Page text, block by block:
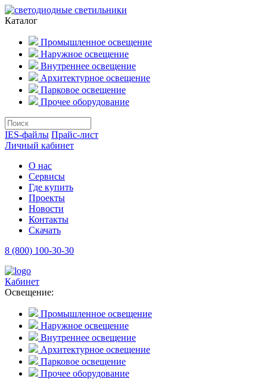
Каталог
Промышленное освещение
Наружное освещение
Внутреннее освещение
Архитектурное освещение
Парковое освещение
Прочее оборудование
IES-файлы Прайс-лист
Личный кабинет
О нас
Сервисы
Где купить
Проекты
Новости
Контакты
Скачать
8 (800) 100-30-30
Кабинет
Освещение:
Промышленное освещение
Наружное освещение
Внутреннее освещение
Архитектурное освещение
Парковое освещение
Прочее оборудование